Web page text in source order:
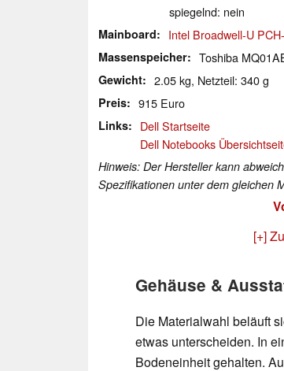
spiegelnd: nein
Mainboard Intel Broadwell-U
Massenspeicher Toshiba
Gewicht 2.05 kg, Netzteil: 340 g
Preis 915 Euro
Links
Dell Startseite
Dell Notebooks
Hinweis: Der Hersteller kann
Spezifikationen unter dem gleichen
[+]
Gehäuse &
Die Materialwahl beläuft
etwas unterscheiden. In
Bodeneinheit gehalten.